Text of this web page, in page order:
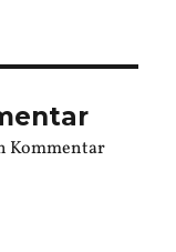
Kommentar